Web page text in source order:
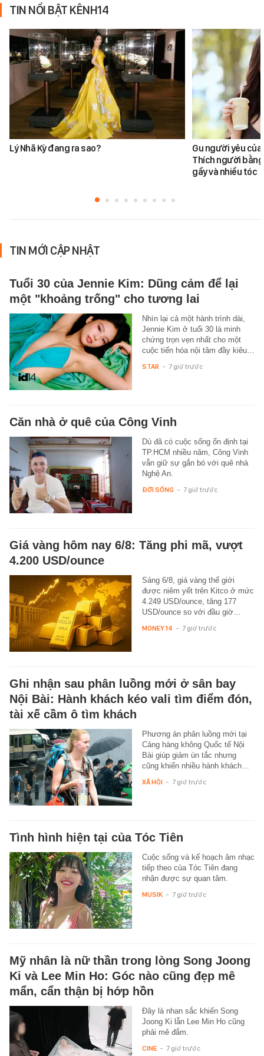
TIN NỔI BẬT KÊNH14
Lý Nhã Kỳ đang ra sao?
Gu người yêu
Thích người
gầy và nhiều tóc
TIN MỚI CẬP NHẬT
Tuổi 30 của Jennie Kim: Dũng cảm để lại
một "khoảng trống" cho tương lai
Nhìn lại cả một hành trình dài,
Jennie Kim ở tuổi 30 là minh
chứng trọn vẹn nhất cho một
cuộc tiến hóa nội tâm đầy kiêu…
STAR - 7 giờ trước
Căn nhà ở quê của Công Vinh
Dù đã có cuộc sống ổn định tại
TP.HCM nhiều năm, Công Vinh
vẫn giữ sự gắn bó với quê nhà
Nghệ An.
ĐỜI SỐNG - 7 giờ trước
Giá vàng hôm nay 6/8: Tăng phi mã, vượt
4.200 USD/ounce
Sáng 6/8, giá vàng thế giới
được niêm yết trên Kitco ở mức
4.249 USD/ounce, tăng 177
USD/ounce so với đầu giờ…
MONEY.14 - 7 giờ trước
Ghi nhận sau phân luồng mới ở sân bay
Nội Bài: Hành khách kéo vali tìm điểm đón,
tài xế cầm ô tìm khách
Phương án phân luồng mới tại
Cảng hàng không Quốc tế Nội
Bài giúp giảm ùn tắc nhưng
cũng khiến nhiều hành khách…
XÃ HỘI - 7 giờ trước
Tình hình hiện tại của Tóc Tiên
Cuộc sống và kế hoạch âm nhạc
tiếp theo của Tóc Tiên đang
nhận được sự quan tâm.
MUSIK - 7 giờ trước
Mỹ nhân là nữ thần trong lòng Song Joong
Ki và Lee Min Ho: Góc nào cũng đẹp mê
mẩn, cẩn thận bị hớp hồn
Đây là nhan sắc khiến Song
Joong Ki lẫn Lee Min Ho cũng
phải mê đắm.
CINE - 7 giờ trước